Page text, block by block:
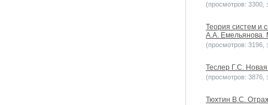
(просмотров: 3300,
Теория систем и
А.А. Емельянова.
(просмотров: 3196,
Теслер Г.С. Новая
(просмотров: 3876,
Тюхтин В.С.